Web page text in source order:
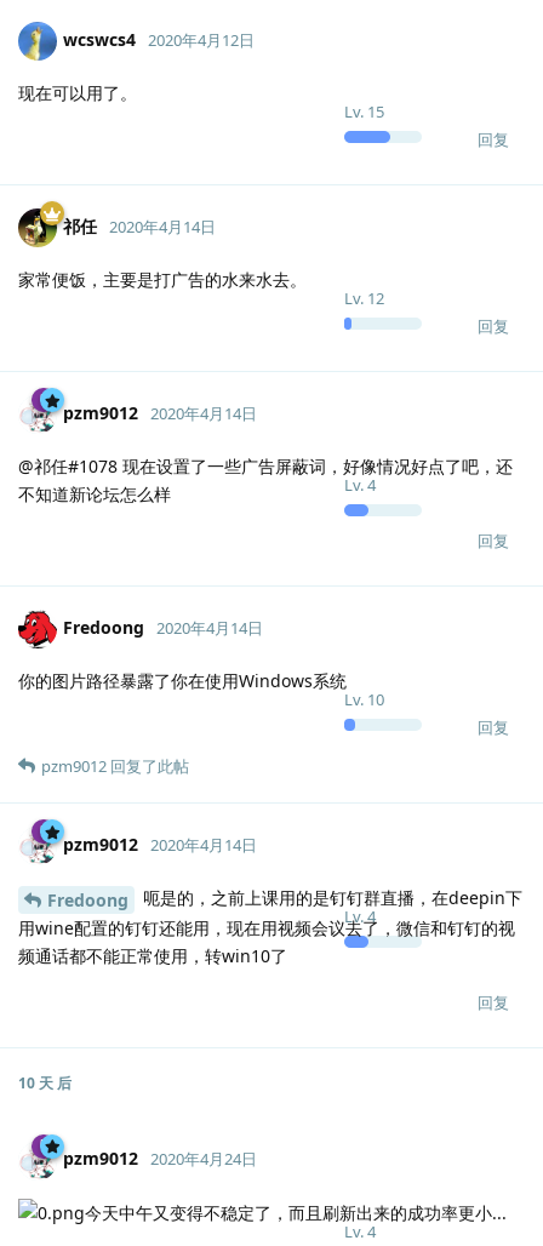
wcswcs4
Lv. 15
2020年4月12日
现在可以用了。
回复
祁任
Lv. 12
2020年4月14日
家常便饭，主要是打广告的水来水去。
回复
pzm9012
Lv.4
2020年4月14日
@祁任#1078 现在设置了一些广告屏蔽词，好像情况好点了吧，还
不知道新论坛怎么样
回复
Fredoong
Lv. 10
2020年4月14日
你的图片路径暴露了你在使用Windows系统
回复
pzm9012 回复了此帖
pzm9012
Lv.4
2020年4月14日
Fredoong
呃是的，之前上课用的是钉钉群直播，在deepin下
用wine配置的钉钉还能用，现在用视频会议去了，微信和钉钉的视
频通话都不能正常使用，转win10了
回复
10 天 后
pzm9012
Lv.4
2020年4月24日
今天中午又变得不稳定了，而且刷新出来的成功率更小...